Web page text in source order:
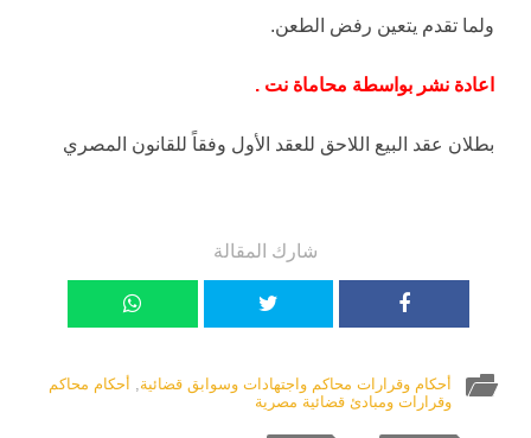
ولما تقدم يتعين رفض الطعن.
اعادة نشر بواسطة محاماة نت .
بطلان عقد البيع اللاحق للعقد الأول وفقاً للقانون المصري
شارك المقالة
أحكام وقرارات محاكم واجتهادات وسوابق قضائية
أحكام محاكم
وقرارات ومبادئ قضائية مصرية